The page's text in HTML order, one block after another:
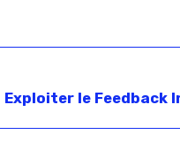
Exploiter le Feedback